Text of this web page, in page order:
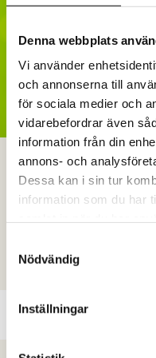
Denna webbplats
Vi använder
och annonserna till
för sociala medier och
vidarebefordrar även
information från din
annons- och
Dessa kan i sin tur
information som du har
Nödvändig
Inställningar
CHEFSSTÖD
Ett bollplank för alla ledare.
och organisation.
LÄS MER